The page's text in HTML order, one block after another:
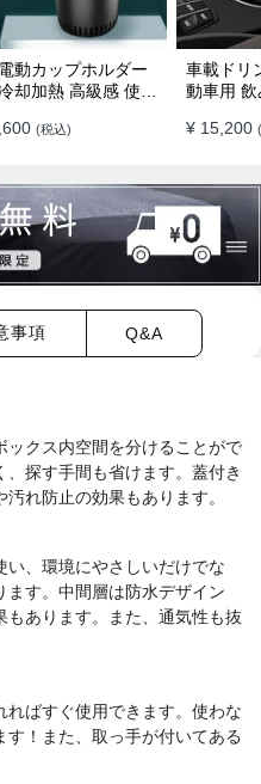
動カップホルダー
却加熱 高級感 使い
(税込)
車載ドリ
動車用 飲
¥ 15,200
事項 Q&A
クス内空間を分けることがで
探す手間も省けます。蓋付き
れ防止の効果もあります。
、環境にやさしいだけでな
ます。中間層は防水デザイン
あります。また、通気性も抜
ばすぐ使用できます。使わな
！また、取っ手が付いてある